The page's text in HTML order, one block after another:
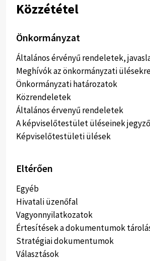
Közzététel
Önkormányzat
Általános érvényű rendeletek,
Meghívók az önkormányzati
Önkormányzati határozatok
Közrendeletek
Általános érvenyű rendeletek
A képviselőtestület üléseinek
Képviselőtestületi ülések
Eltérően
Egyéb
Hivatali üzenőfal
Vagyonnyilatkozatok
Értesítések a dokumentumok
Stratégiai dokumentumok
Választások